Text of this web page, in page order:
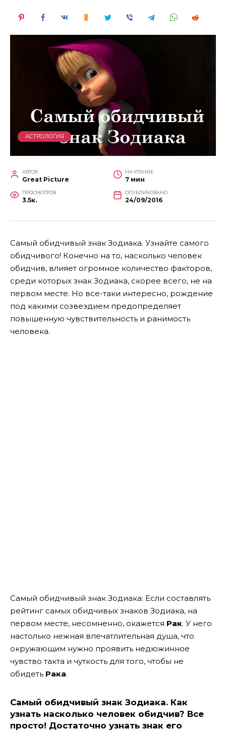
АСТРОЛОГИЯ
АВТОР
Great Picture
НА ЧТЕНИЕ
7 мин
ПРОСМОТРОВ
3.5к.
ОПУБЛИКОВАНО
24/09/2016
Самый обидчивый знак Зодиака. Узнайте самого
обидчивого! Конечно на то, насколько человек
обидчив, влияет огромное количество факторов,
среди которых знак Зодиака, скорее всего, не на
первом месте. Но все-таки интересно, рождение
под какими созвездием предопределяет
повышенную чувствительность и ранимость
человека.
Самый обидчивый знак Зодиака: Если составлять
рейтинг самых обидчивых знаков Зодиака, на
первом месте, несомненно, окажется Рак. У него
настолько нежная впечатлительная душа, что
окружающим нужно проявить недюжинное
чувство такта и чуткость для того, чтобы не
обидеть Рака.
Самый обидчивый знак Зодиака. Как
узнать насколько человек обидчив? Все
просто! Достаточно узнать знак его